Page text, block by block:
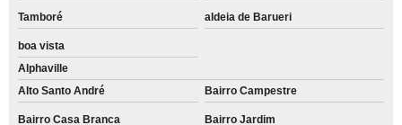
Tamboré aldeia de Barueri
boa vista
Alphaville
Alto Santo André
Bairro Campestre
Bairro Casa Branca Bairro Jardim